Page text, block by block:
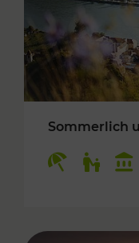
Sommerlich